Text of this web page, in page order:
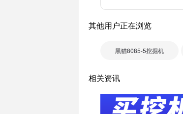
其他用户正在浏览
黑猫8085-5挖掘机
相关资讯